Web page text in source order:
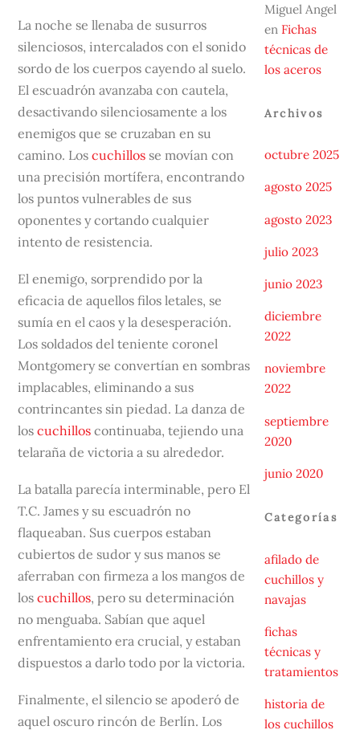
La noche se llenaba de susurros
silenciosos, intercalados con el sonido
sordo de los cuerpos cayendo al suelo.
El escuadrón avanzaba con cautela,
desactivando silenciosamente a los
enemigos que se cruzaban en su
camino. Loscuchillos se movían con
una precisión mortífera, encontrando
los puntos vulnerables de sus
oponentes y cortando cualquier
intento de resistencia.
El enemigo, sorprendido por la
eficacia de aquellos filos letales, se
sumía en el caos y la desesperación.
Los soldados del teniente coronel
Montgomery se convertían en sombras
implacables, eliminando a sus
contrincantes sin piedad. La danza de
loscuchillos continuaba, tejiendo una
telaraña de victoria a su alrededor.
La batalla parecía interminable, pero El
T.C. James y su escuadrón no
flaqueaban. Sus cuerpos estaban
cubiertos de sudor y sus manos se
aferraban con firmeza a los mangos de
loscuchillos, pero su determinación
no menguaba. Sabían que aquel
enfrentamiento era crucial, y estaban
dispuestos a darlo todo por la victoria.
Finalmente, el silencio se apoderó de
aquel oscuro rincón de Berlín. Los
Miguel Angel
en Fichas
técnicas de
los aceros
Archivos
octubre 2025
agosto 2025
agosto 2023
julio 2023
junio 2023
diciembre
2022
noviembre
2022
septiembre
2020
junio 2020
Categorías
afilado de
cuchillos y
navajas
fichas
técnicas y
tratamientos
historia de
los cuchillos